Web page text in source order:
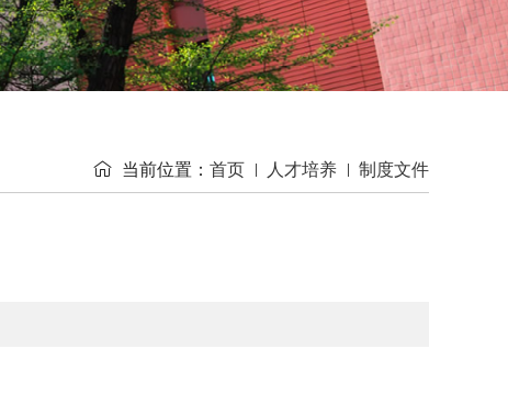
 当前位置： 首页 人才培养 制度文件